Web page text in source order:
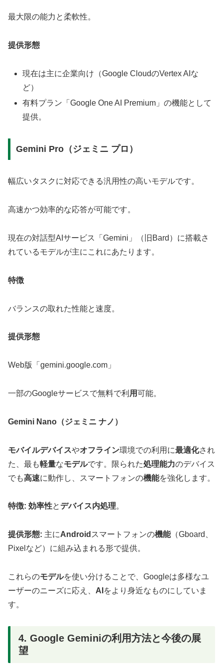
最大限の能力と柔軟性。
提供形態
現在は主に企業向け（Google CloudのVertex AIな
ど）
有料プラン「Google One AI Premium」の機能として
提供。
Gemini Pro（ジェミニ プロ）
幅広いタスクに対応できる汎用性の高いモデルです。
高速かつ効率的な応答が可能です。
現在の対話型AIサービス「Gemini」（旧Bard）に搭載さ
れているモデルが主にこれにあたります。
特徴
バランスの取れた性能と速度。
提供形態
Web版「gemini.google.com」
一部のGoogleサービスで無料で利 用可能。
Gemini Nano（ジェミニ ナノ）
モバイルデバイスやオフライン環境での利用に最適化され
た、最も軽量なモデルです。限られた処理能力のデバイス
でも高速に動作し、スマートフォンの機能を強化します。
特徴: 効率性と デバイス内処理。
提供形態: 主にAndroid スマートフォンの機能（Gboard、
Pixelなど）に組み込まれる形で提供。
これらのモデルを使い分けることで、Googleは多様なユ
ーザーのニーズに応え、 AI をより身近なものにしていま
す。
4. Google Geminiの利用方法と今後の展
望